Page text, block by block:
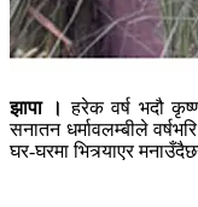
झापा । हरेक वर्ष भदौ
सनातन धर्मावलम्बीले
घर-घरमा भित्र्याएर